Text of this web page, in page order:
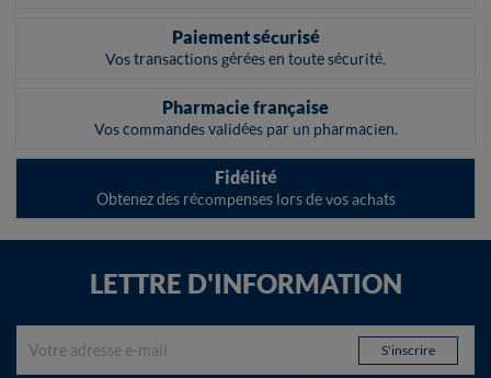
Paiement sécurisé
Vos transactions gérées en toute sécurité.
Pharmacie française
Vos commandes validées par un pharmacien.
Fidélité
Obtenez des récompenses lors de vos achats
LETTRE D'INFORMATION